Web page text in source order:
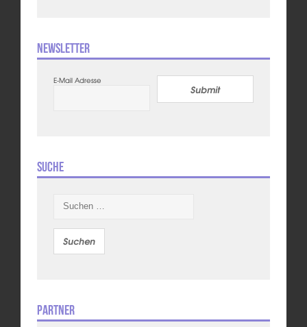
Newsletter
E-Mail Adresse
Submit
Suche
nach:
Partner